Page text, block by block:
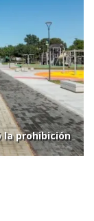
la prohibición